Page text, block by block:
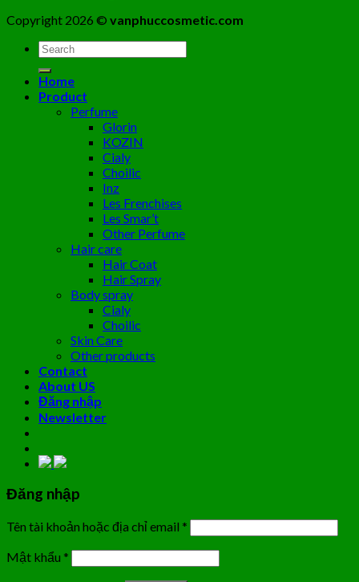
Copyright 2026 © vanphuccosmetic.com
Tìm
kiếm:
Home
Product
Perfume
Glorin
KOZIN
Cialy
Choilic
Inz
Les Frenchises
Les Smar’t
Other Perfume
Hair care
Hair Coat
Hair Spray
Body spray
Cialy
Choilic
Skin Care
Other products
Contact
About US
Đăng nhập
Newsletter
Đăng nhập
Tên tài khoản hoặc địa chỉ email *
Mật khẩu *